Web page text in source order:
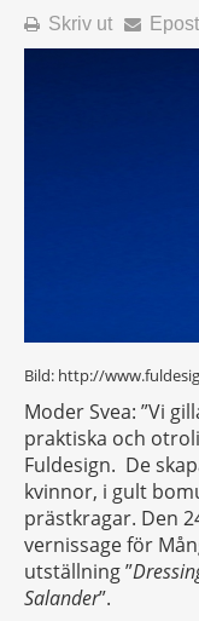
Skriv ut Epost
Bild: http://
Moder Svea: ”Vi
praktiska och
Fuldesign. De
kvinnor, i gult
prästkragar. Den
vernissage för
utställning ”
Salander”.